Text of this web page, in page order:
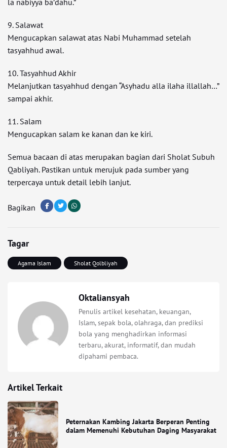
9. Salawat
Mengucapkan salawat atas Nabi Muhammad setelah
tasyahhud awal.
10. Tasyahhud Akhir
Melanjutkan tasyahhud dengan “Asyhadu alla ilaha illallah…”
sampai akhir.
11. Salam
Mengucapkan salam ke kanan dan ke kiri.
Semua bacaan di atas merupakan bagian dari Sholat Subuh
Qabliyah. Pastikan untuk merujuk pada sumber yang
terpercaya untuk detail lebih lanjut.
Bagikan
Tagar
Agama Islam Sholat Qolbliyah
Oktaliansyah
Penulis artikel kesehatan, keuangan,
Islam, sepak bola, olahraga, dan prediksi
bola yang menghadirkan informasi
terbaru, akurat, informatif, dan mudah
dipahami pembaca.
Artikel Terkait
Peternakan Kambing Jakarta Berperan Penting
dalam Memenuhi Kebutuhan Daging Masyarakat